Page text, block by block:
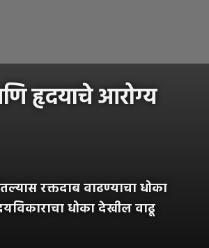
हृदयाचे आरोग्य
रक्तदाब वाढण्याचा धोका
धोका देखील वाढू